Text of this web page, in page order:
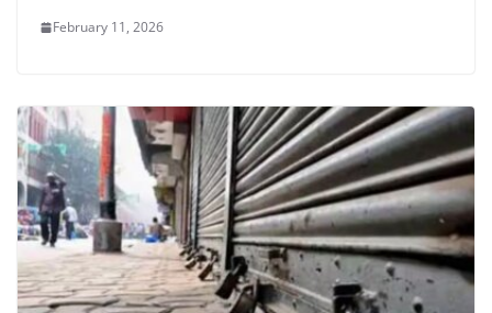
February 11, 2026